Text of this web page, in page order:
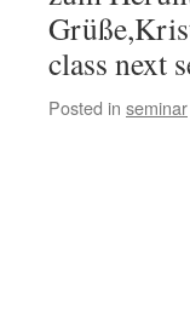
class next
Posted in seminar